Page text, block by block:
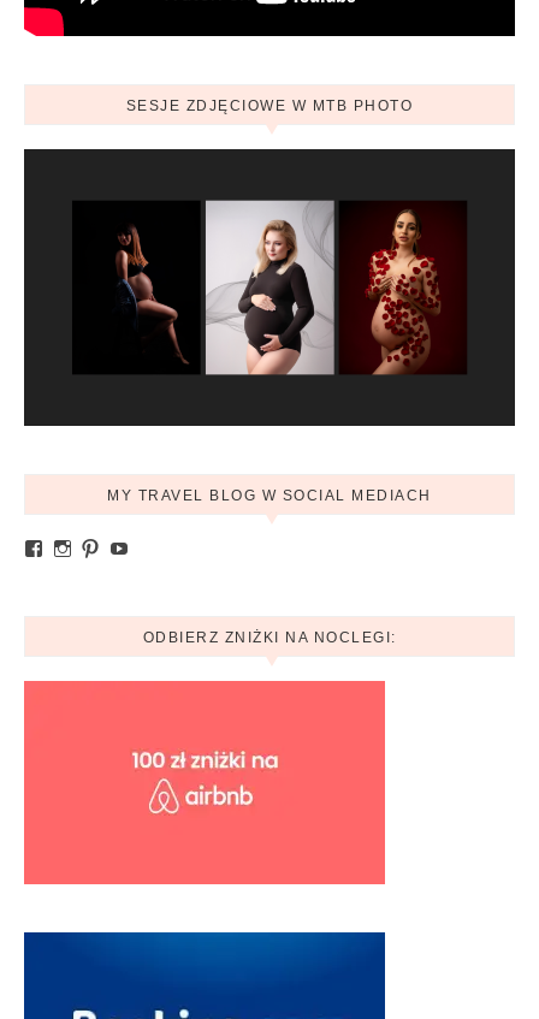
SESJE ZDJĘCIOWE W MTB PHOTO
MY TRAVEL BLOG W SOCIAL MEDIACH
Zobacz profil Ania.mytravelblog na Facebook
Zobacz profil mytravelblog.com.pl na Instagram
Pinterest
YouTube
ODBIERZ ZNIŻKI NA NOCLEGI: